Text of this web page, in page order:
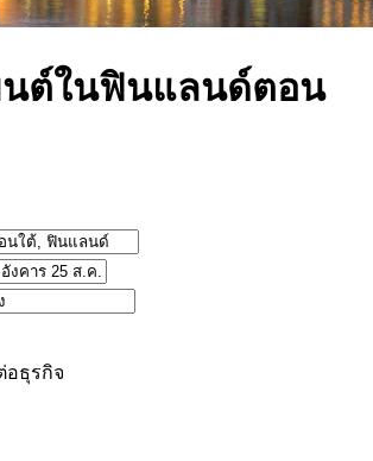
นต์ในฟินแลนด์ตอน
อธุรกิจ